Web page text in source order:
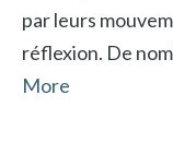
par leurs
réflexion. De
More